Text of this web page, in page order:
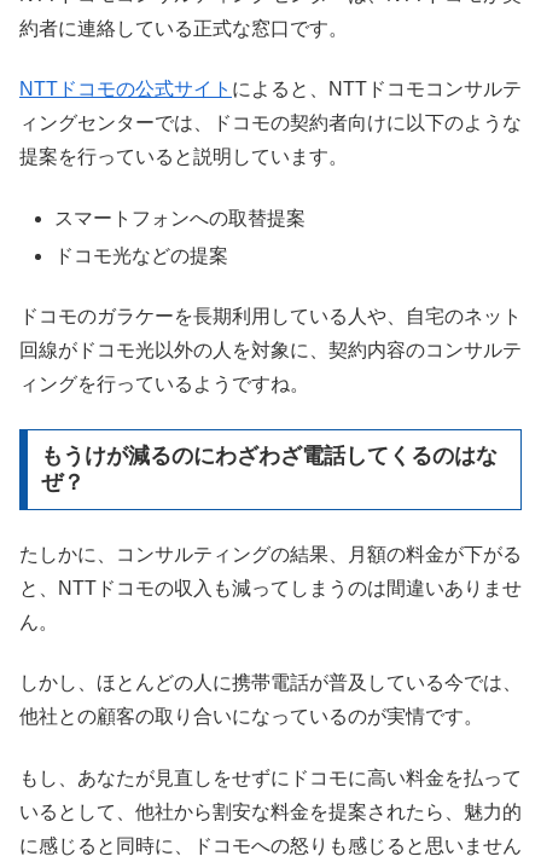
約者に連絡している正式な窓口です。
NTTドコモの公式サイト によると、NTTドコモコンサルテ
ィングセンターでは、ドコモの契約者向けに以下のような
提案を行っていると説明しています。
スマートフォンへの取替提案
ドコモ光などの提案
ドコモのガラケーを長期利用している人や、自宅のネット
回線がドコモ光以外の人を対象に、契約内容のコンサルテ
ィングを行っているようですね。
もうけが減るのにわざわざ電話してくるのはな
ぜ？
たしかに、コンサルティングの結果、月額の料金が下がる
と、NTTドコモの収入も減ってしまうのは間違いありませ
ん。
しかし、ほとんどの人に携帯電話が普及している今では、
他社との顧客の取り合いになっているのが実情です。
もし、あなたが見直しをせずにドコモに高い料金を払って
いるとして、他社から割安な料金を提案されたら、魅力的
に感じると同時に、ドコモへの怒りも感じると思いません